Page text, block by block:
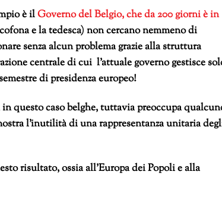
è ilGoverno del Belgio, che da 200 giorni è in
e la tedesca) non cercano nemmeno di
senza alcun problema grazie alla struttura
centrale di cui l’attuale governo gestisce
di presidenza europeo!
questo caso belghe, tuttavia preoccupa
l’inutilità di una rappresentanza unitaria
risultato, ossia all’Europa dei Popoli e alla